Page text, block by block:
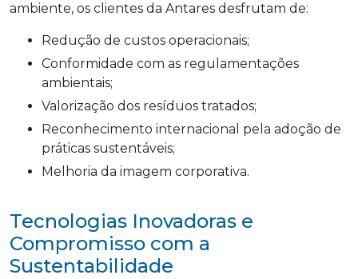
ambiente, os clientes da Antares desfrutam de:
Redução de custos operacionais;
Conformidade com as regulamentações
ambientais;
Valorização dos resíduos tratados;
Reconhecimento internacional pela adoção de
práticas sustentáveis;
Melhoria da imagem corporativa.
Tecnologias Inovadoras e
Compromisso com a
Sustentabilidade